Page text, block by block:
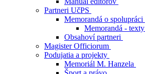
Partneri UčPS
Memorandá o spolupráci
Memorandá - texty
Obsahoví partneri
Magister Officiorum
Podujatia a projekty
Memoriál M. Hanzela